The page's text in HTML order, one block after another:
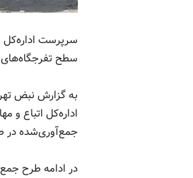
سرپرست اداره‌کل
سطح تفرجگاه‌های
به گزارش نبض
اداره‌کل اتباع و
جمع‌آوری‌شده در
در ادامه طرح